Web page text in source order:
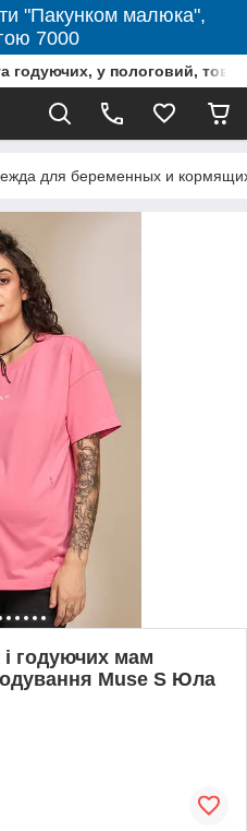
"Пакунком малюка",
7000
годуючих, у пологовий,
для беременных и
і годуючих мам
Muse S Юла